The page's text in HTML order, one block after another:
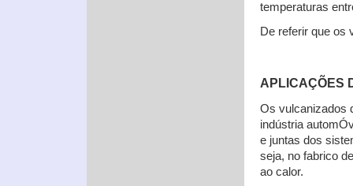
temperaturas
De referir que os
APLICAÇÕES
Os vulcanizados
indústria
e juntas dos
seja, no fabrico
ao calor.